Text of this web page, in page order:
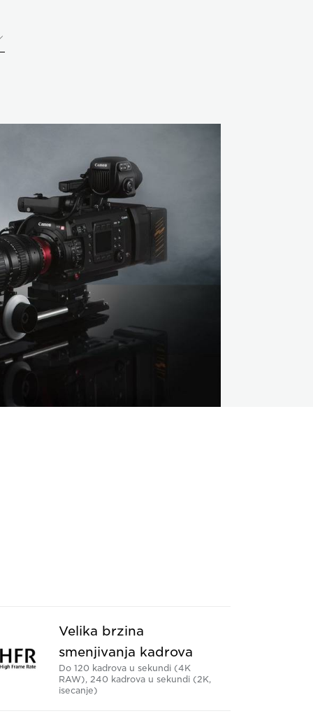
Velika brzina
smenjivanja kadrova
Do 120 kadrova u sekundi (4K
RAW), 240 kadrova u sekundi (2K,
isecanje)